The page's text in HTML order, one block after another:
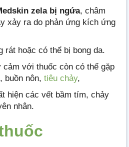
zela bị ngứa, châm
xảy ra do phản ứng kích ứng
rát hoặc có thể bị bong da.
cảm với thuốc còn có thể gặp
buồn nôn, tiêu chảy,
hiện các vết bầm tím, chảy
nhân.